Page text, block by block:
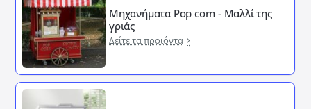
Μηχανήματα Pop corn - Μαλλί της
γριάς
Δείτε τα προιόντα